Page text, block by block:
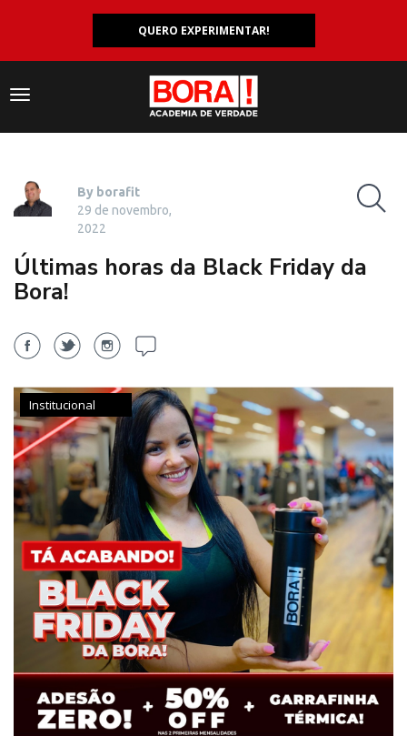
QUERO EXPERIMENTAR!
Navegação
By borafit
29 de novembro,
2022
Últimas horas da Black Friday da
Bora!
Institucional